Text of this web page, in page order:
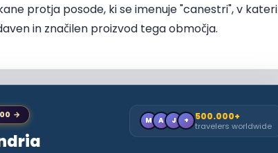
protja posode, ki se imenuje "canestri", v kateri
in značilen proizvod tega območja.
→
M A J + 500.000+
travelers worldwide